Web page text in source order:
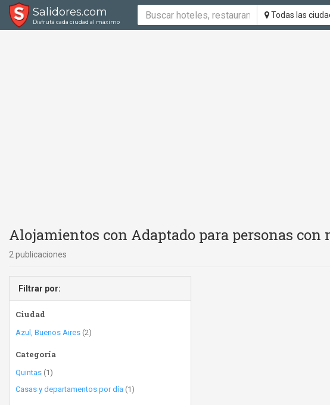
Salidores.com
Disfrutá cada ciudad al máximo
Todas las
Alojamientos con Adaptado para personas
2 publicaciones
Filtrar por:
Ciudad
Azul, Buenos Aires (2)
Categoría
Quintas (1)
Casas y departamentos por día (1)